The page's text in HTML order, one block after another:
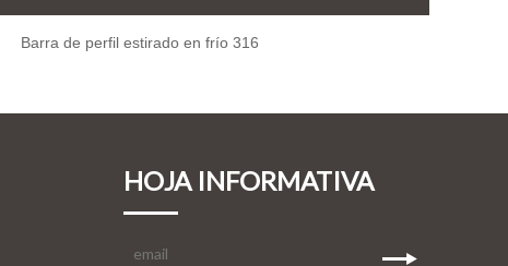
Barra de perfil estirado en frío 316
HOJA INFORMATIVA